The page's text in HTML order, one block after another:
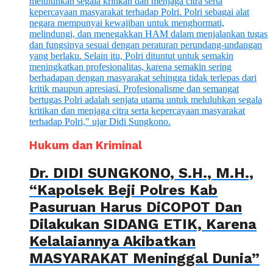
Hukum dan Kriminal
Dr. DIDI SUNGKONO, S.H., M.H.,
“Kapolsek Beji Polres Kab
Pasuruan Harus DiCOPOT Dan
Dilakukan SIDANG ETIK, Karena
Kelalaiannya Akibatkan
MASYARAKAT Meninggal Dunia”